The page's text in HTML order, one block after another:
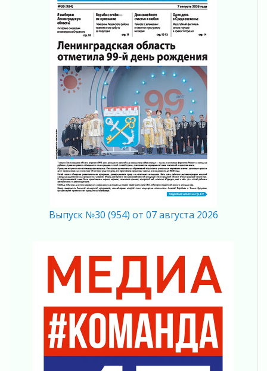
В Ленобласти растет потребление
мобильного трафика
04 августа 2026
Полумрак бьёт по карману
04 августа 2026
Вниманию автомобилистов!
04 августа 2026
Память, сталь и музыка
04 августа 2026
Регион готовится к выборам
04 августа 2026
Никакого принуждения, только письменное
согласие
04 августа 2026
04 августа 2026
Что делать со сбережениями
04 августа 2026
Награды нашли строителей
Ленобласть повышает производительность
труда в ЖКХ
03 августа 2026
Поддержка волонтерских объединений
Выпуск №30 (954) от 07 августа 2026